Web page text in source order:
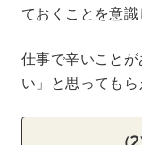
ておくことを意識
仕事で辛いこと
い」と思ってもら